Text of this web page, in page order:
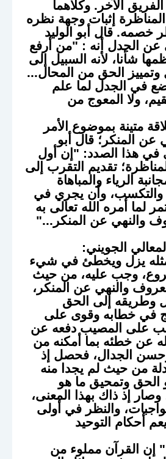
الآخر. وكلاهما
إثبات وجهة نظره
خصمه. قال أبو الوليد
عن الجدل أنه : "من أرفع
شأنا، لأنه السبيل إلى
وتمييز الحق من المحال...
في الجدل لما علم
ولا المعوج من
متينة بموضوع الأمر
عن المنكر؛ قال أبو
في هذا الصدد: "إن أول
تقديم التقرب إلى
الرياء والمباهاة
والتكسب، وأن يجري في
لما أمره الله تعالى به
والنهي عن المنكر..."
الجويني:
مثله يزل ويخطئ في شيء
وجب عليه، من حيث
والنهي عن المنكر،
وطريقه إلى الحق
في خطابه وقوى على
على المصيب دفعه عن
عن خطئه بما أمكنه من
الجدال، فحصل إذ
من حيث لم يجدا منه
وتمحيق ما هو
وصار إذ ذاك بهذا المعنى،
والنظر في أولى
أحكام التوحيد
إن القرآن مملوء من